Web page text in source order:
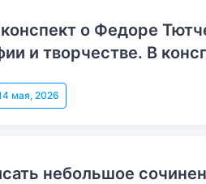
о Федоре
и творчестве. В
мая, 2026
небольшое